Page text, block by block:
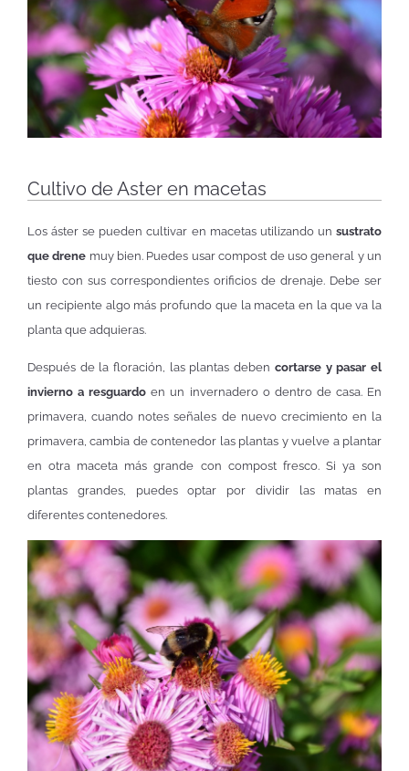
Cultivo de Aster en macetas
Los áster se pueden cultivar en macetas utilizando un sustrato
que drene muy bien. Puedes usar compost de uso general y un
tiesto con sus correspondientes orificios de drenaje. Debe ser
un recipiente algo más profundo que la maceta en la que va la
planta que adquieras.
Después de la floración, las plantas deben cortarse y pasar el
invierno a resguardo en un invernadero o dentro de casa. En
primavera, cuando notes señales de nuevo crecimiento en la
primavera, cambia de contenedor las plantas y vuelve a plantar
en otra maceta más grande con compost fresco. Si ya son
plantas grandes, puedes optar por dividir las matas en
diferentes contenedores.